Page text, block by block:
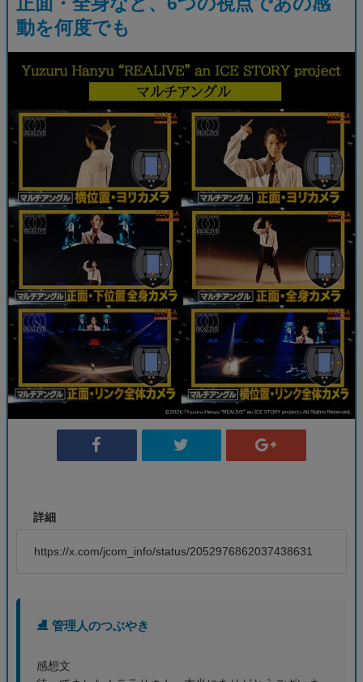
動を何度でも
詳細
https://x.com/jcom_info/status/2052976862037438631
⛸️ 管理人のつぶやき
感想文